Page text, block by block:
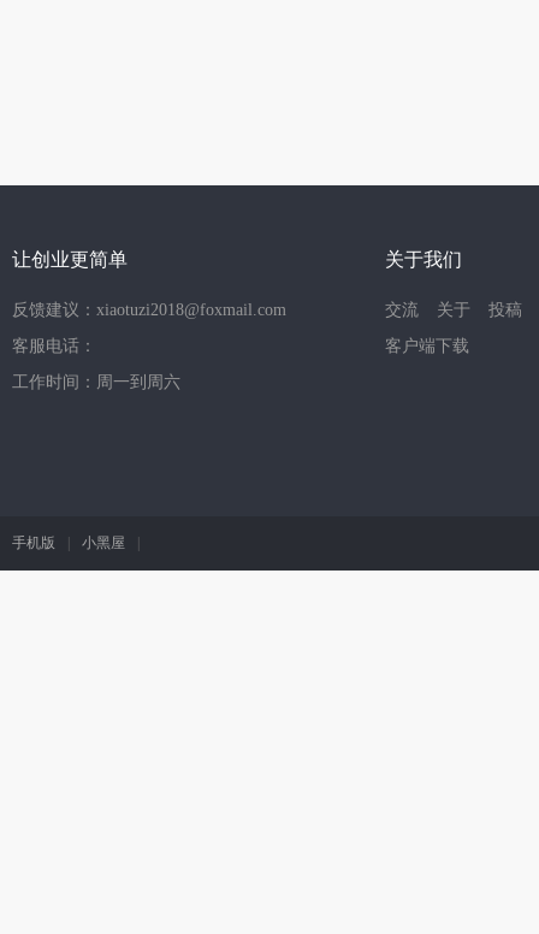
让创业更简单
反馈建议：xiaotuzi2018@foxmail.com
客服电话：
工作时间：周一到周六
关于我们
交流 关于
投稿
客户端下载
手机版 小黑屋